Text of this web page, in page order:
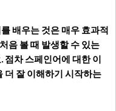
배우는 것은 매우 효과적
음 볼 때 발생할 수 있는
점차 스페인어에 대한 이
더 잘 이해하기 시작하는